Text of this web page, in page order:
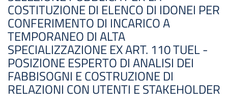
COSTITUZIONE DI ELENCO DI IDONEI PER
CONFERIMENTO DI INCARICO A
TEMPORANEO DI ALTA
SPECIALIZZAZIONE EX ART. 110 TUEL -
POSIZIONE ESPERTO DI ANALISI DEI
FABBISOGNI E COSTRUZIONE DI
RELAZIONI CON UTENTI E STAKEHOLDER